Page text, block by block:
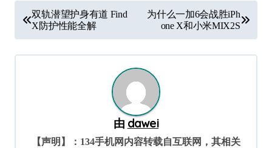
章
导
双轨潜望护身有道 Find
X防护性能全解
为什么一加6会战胜iPh
one X和小米MIX2S
由 dawei
【声明】：134手机网内容转载自互联网，其相关